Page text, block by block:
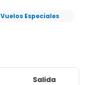
Vuelos Especiales
Salida